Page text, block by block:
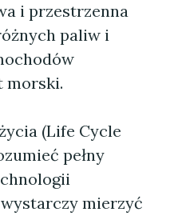
i przestrzenna
paliw i
morski.
(Life Cycle
pełny
mierzyć